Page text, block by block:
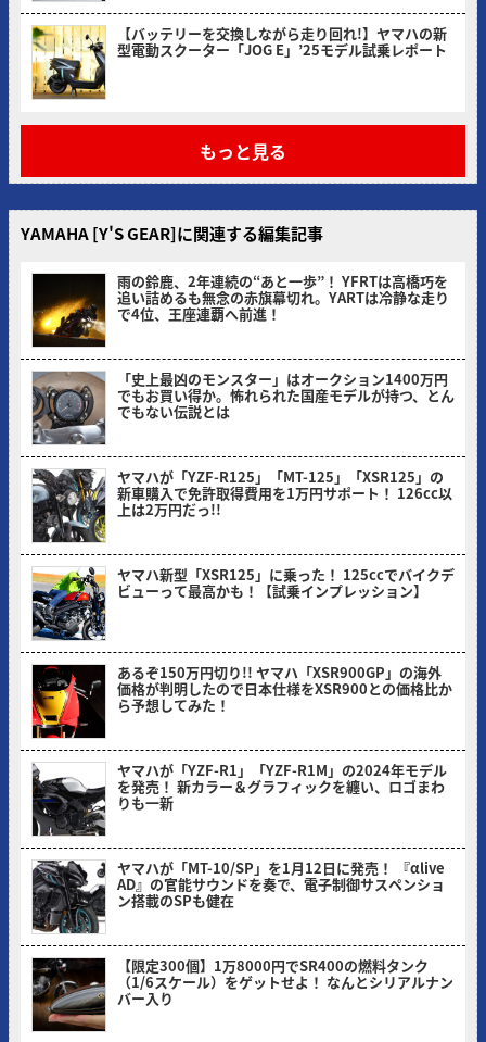
【バッテリーを交換しながら走り回れ!】ヤマハの新
型電動スクーター「JOG E」’25モデル試乗レポート
もっと見る
YAMAHA [Y'S GEAR]に関連する編集記事
雨の鈴鹿、2年連続の“あと一歩”！ YFRTは高橋巧を
追い詰めるも無念の赤旗幕切れ。YARTは冷静な走り
で4位、王座連覇へ前進！
「史上最凶のモンスター」はオークション1400万円
でもお買い得か。怖れられた国産モデルが持つ、とん
でもない伝説とは
ヤマハが「YZF-R125」「MT-125」「XSR125」の
新車購入で免許取得費用を1万円サポート！ 126cc以
上は2万円だっ!!
ヤマハ新型「XSR125」に乗った！ 125ccでバイクデ
ビューって最高かも！【試乗インプレッション】
あるぞ150万円切り!! ヤマハ「XSR900GP」の海外
価格が判明したので日本仕様をXSR900との価格比か
ら予想してみた！
ヤマハが「YZF-R1」「YZF-R1M」の2024年モデル
を発売！ 新カラー＆グラフィックを纏い、ロゴまわ
りも一新
ヤマハが「MT-10/SP」を1月12日に発売！ 『αlive
AD』の官能サウンドを奏で、電子制御サスペンショ
ン搭載のSPも健在
【限定300個】1万8000円でSR400の燃料タンク
（1/6スケール）をゲットせよ！ なんとシリアルナン
バー入り